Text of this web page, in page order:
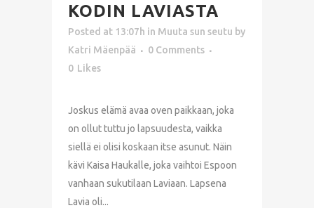
KODIN LAVIASTA
Posted at 13:07h in Muuta sun seutu by
Katri Mäenpää
0 Comments
0 Likes
Joskus elämä avaa oven paikkaan, joka
on ollut tuttu jo lapsuudesta, vaikka
siellä ei olisi koskaan itse asunut. Näin
kävi Kaisa Haukalle, joka vaihtoi Espoon
vanhaan sukutilaan Laviaan. Lapsena
Lavia oli...